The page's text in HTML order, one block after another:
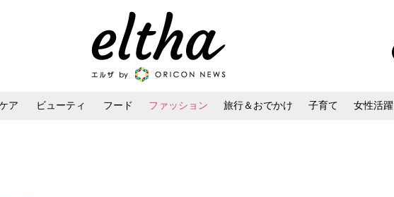
ア ビューティ フード ファッション 旅行＆おでかけ 子育て 女性活躍